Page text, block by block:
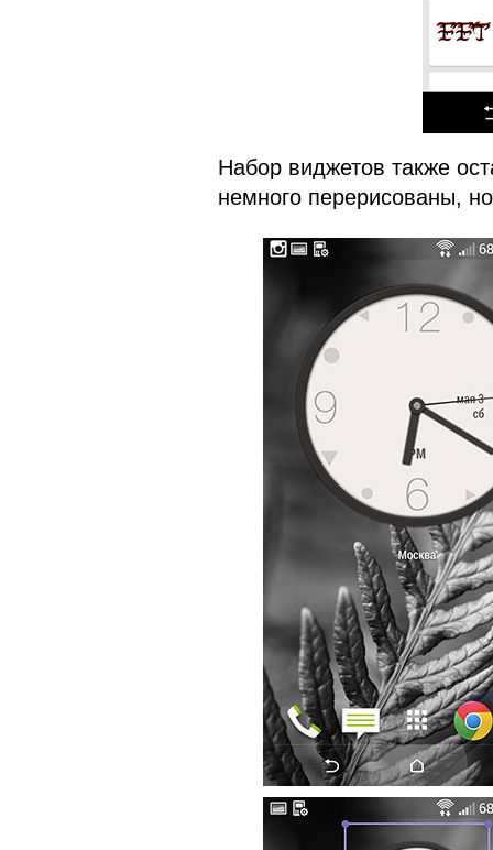
Набор виджетов также
немного перерисованы,